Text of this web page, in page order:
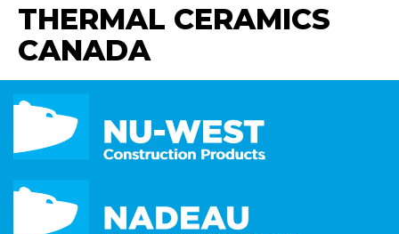
THERMAL CERAMICS
CANADA